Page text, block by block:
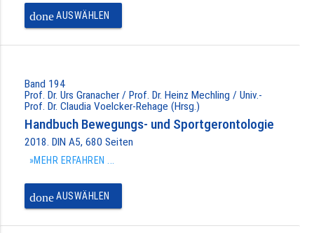
doneAUSWÄHLEN
Band 194
Prof. Dr. Urs Granacher / Prof. Dr. Heinz Mechling / Univ.-
Prof. Dr. Claudia Voelcker-Rehage (Hrsg.)
Handbuch Bewegungs- und Sportgerontologie
2018. DIN A5, 680 Seiten
»MEHR ERFAHREN ...
doneAUSWÄHLEN